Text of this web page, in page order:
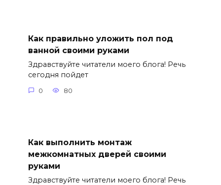
Как правильно уложить пол под
ванной своими руками
Здравствуйте читатели моего блога! Речь
сегодня пойдет
0 80
Как выполнить монтаж
межкомнатных дверей своими
руками
Здравствуйте читатели моего блога! Речь